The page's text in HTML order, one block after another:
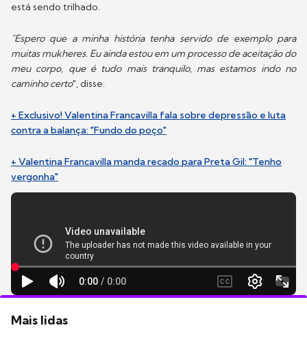
está sendo trilhado.
"Espero que a minha história tenha servido de exemplo para
muitas mukheres. Eu ainda estou em um processo de aceitação do
meu corpo, que é tudo mais tranquilo, mas estamos indo no
caminho certo", disse.
+ Exclusivo! Valentina Francavilla fala sobre depressão e luta
contra a balança: "Fundo do poço"
+ Valentina Francavilla manda recado para Preta Gil: "Tenho
vergonha"
Mais lidas